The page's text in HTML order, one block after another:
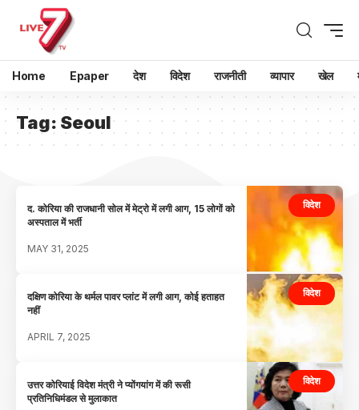
Home Epaper देश विदेश राजनीती व्यापार खेल
Tag: Seoul
विदेश
द. कोरिया की राजधानी सोल में मेट्रो में लगी आग, 15 लोगों को
अस्पताल में भर्ती
MAY 31, 2025
विदेश
दक्षिण कोरिया के थर्मल पावर प्लांट में लगी आग, कोई हताहत
नहीं
APRIL 7, 2025
विदेश
उत्तर कोरियाई विदेश मंत्री ने प्योंगयांग में की रूसी
प्रतिनिधिमंडल से मुलाकात